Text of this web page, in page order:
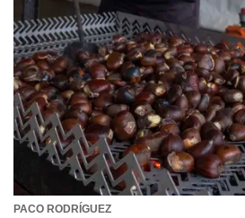
PACO RODRÍGUEZ